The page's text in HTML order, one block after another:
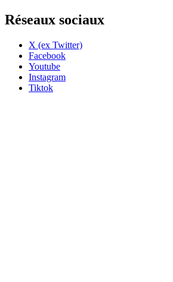
Réseaux sociaux
X (ex Twitter)
Facebook
Youtube
Instagram
Tiktok